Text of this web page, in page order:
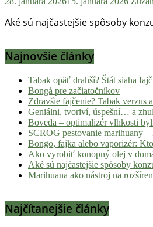
Aké sú najčastejšie spôsoby
Najnovšie články
Tabak opäť drahší? Štát siaha
Bongá pre začiatočníkov
Zdravšie fajčenie? Tabak verzus
Geniálni, tvoriví, úspešní… a
Boveda – optimalizér vlhkosti
SCROG pestovanie marihuany
Bongo, fajka alebo vaporizér:
Ako vyrobiť konopný olej v
Aké sú najčastejšie spôsoby
Marihuana ako nástroj na
Najčítanejšie články